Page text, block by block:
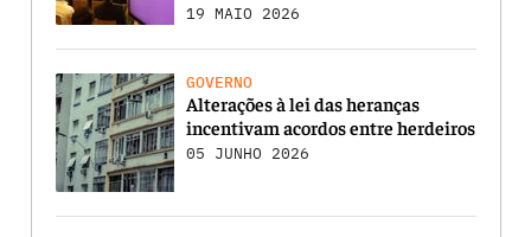
19 MAIO 2026
GOVERNO
Alterações à lei das heranças
incentivam acordos entre herdeiros
05 JUNHO 2026